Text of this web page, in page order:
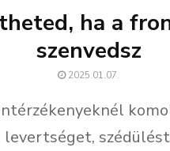
ha a
szenvedsz
2025.01.07.